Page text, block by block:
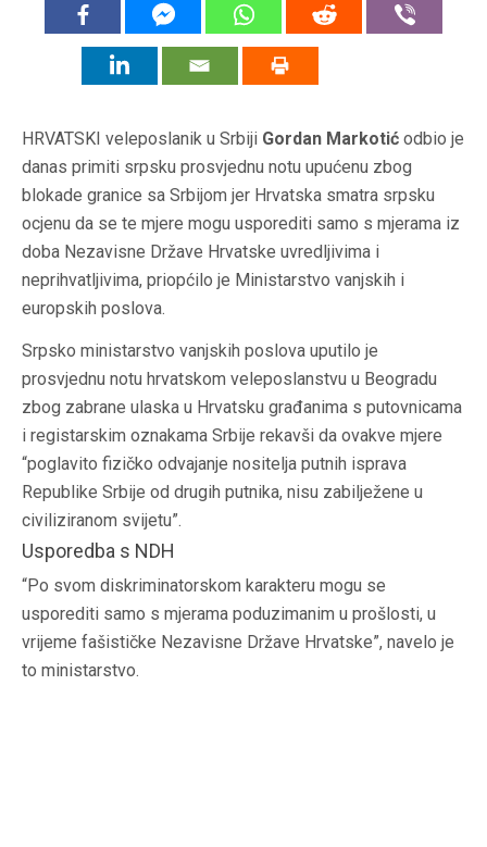
HRVATSKI veleposlanik u Srbiji Gordan Markotić odbio je
danas primiti srpsku prosvjednu notu upućenu zbog
blokade granice sa Srbijom jer Hrvatska smatra srpsku
ocjenu da se te mjere mogu usporediti samo s mjerama iz
doba Nezavisne Države Hrvatske uvredljivima i
neprihvatljivima, priopćilo je Ministarstvo vanjskih i
europskih poslova.
Srpsko ministarstvo vanjskih poslova uputilo je
prosvjednu notu hrvatskom veleposlanstvu u Beogradu
zbog zabrane ulaska u Hrvatsku građanima s putovnicama
i registarskim oznakama Srbije rekavši da ovakve mjere
“poglavito fizičko odvajanje nositelja putnih isprava
Republike Srbije od drugih putnika, nisu zabilježene u
civiliziranom svijetu”.
Usporedba s NDH
“Po svom diskriminatorskom karakteru mogu se
usporediti samo s mjerama poduzimanim u prošlosti, u
vrijeme fašističke Nezavisne Države Hrvatske”, navelo je
to ministarstvo.